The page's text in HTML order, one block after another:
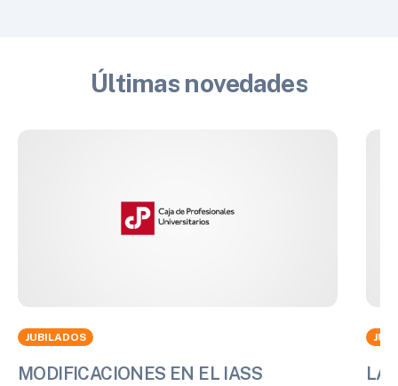
Últimas novedades
JUBILADOS
MODIFICACIONES EN EL IASS
LA